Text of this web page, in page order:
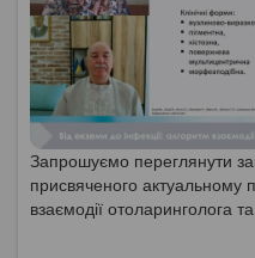
Запрошуємо переглянути
присвяченого актуальному
взаємодії отоларинголога